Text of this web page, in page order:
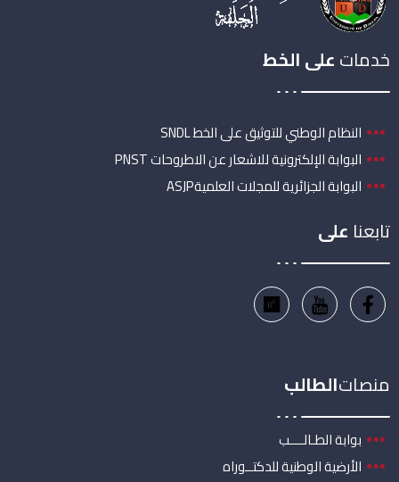
خدماتعلى الخط
النظام الوطني للتوثيق على الخط SNDL
البوابة الإلكترونية للاشعار عن الاطروحات PNST
البوابة الجزائرية للمجلات العلميةASJP
تابعنا على
منصاتالطالب
بوابة الطـالــــب
الأرضية الوطنية للدكتــوراه